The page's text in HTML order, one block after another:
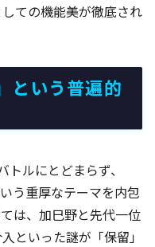
ての機能美が徹底され
という普遍的
ルにとどまらず、
う重厚なテーマを内包
は、加巳野と先代一位
といった謎が「保留」